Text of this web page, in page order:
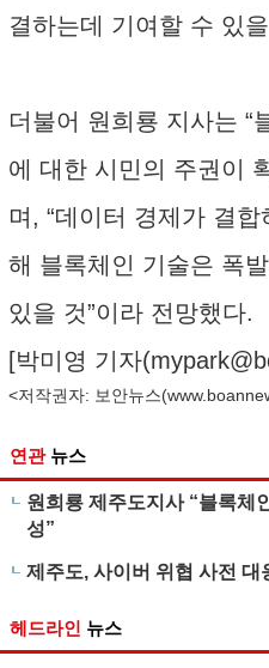
결하는데 기여할 수 있
더불어 원희룡 지사는 “
에 대한 시민의 주권이
며, “데이터 경제가 결
해 블록체인 기술은 폭
있을 것”이라 전망했다.
[박미영 기자(
<저작권자: 보안뉴스(
연관 뉴스
원희룡 제주도지사 “블록체
성”
제주도, 사이버 위협 사전 대
헤드라인 뉴스